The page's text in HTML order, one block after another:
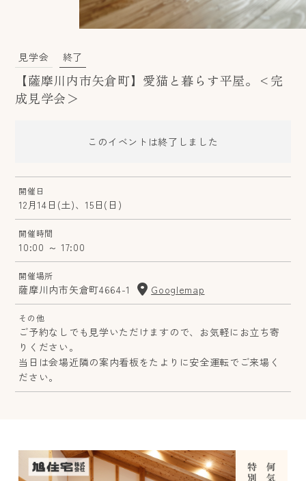
見学会 終了
【薩摩川内市矢倉町】愛猫と暮らす平屋。<完
成見学会＞
このイベントは終了しました
開催日
12月14日(土)、15日(日)
開催時間
10:00 ～ 17:00
開催場所
薩摩川内市矢倉町4664-1 Googlemap
その他
ご予約なしでも見学いただけますので、お気軽にお立ち寄
りください。
当日は会場近隣の案内看板をたよりに安全運転でご来場く
ださい。